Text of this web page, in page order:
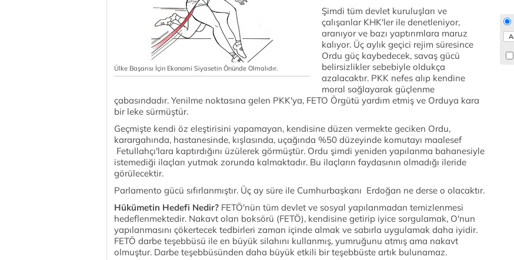
Ülke Başarısı İçin Ekonomi Siyasetin Önünde Olmalıdır.
Şimdi tüm devlet kuruluşları ve
çalışanlar KHK'ler ile denetleniyor,
aranıyor ve bazı yaptırımlara maruz
kalıyor. Üç aylık geçici rejim süresince
Ordu güç kaybedecek, savaş gücü
belirsizlikler sebebiyle oldukça
azalacaktır. PKK nefes alıp kendine
moral sağlayarak güçlenme
çabasındadır. Yenilme noktasına gelen PKK'ya, FETO Örgütü yardım etmiş ve Orduya kara
bir leke sürmüştür.
Geçmişte kendi öz eleştirisini yapamayan, kendisine düzen vermekte geciken Ordu,
karargahında, hastanesinde, kışlasında, uçağında %50 düzeyinde komutayı maalesef
Fetullahçı'lara kaptırdığını üzülerek görmüştür. Ordu şimdi yeniden yapılanma bahanesiyle
istemediği ilaçları yutmak zorunda kalmaktadır. Bu ilaçların faydasının olmadığı ileride
görülecektir.
Parlamento gücü sıfırlanmıştır. Üç ay süre ile Cumhurbaşkanı Erdoğan ne derse o olacaktır.
Hükümetin Hedefi Nedir? FETÖ'nün tüm devlet ve sosyal yapılanmadan temizlenmesi
hedeflenmektedir. Nakavt olan boksörü (FETÖ), kendisine getirip iyice sorgulamak, O'nun
yapılanmasını çökertecek tedbirleri zaman içinde almak ve sabırla uygulamak daha iyidir.
FETÖ darbe teşebbüsü ile en büyük silahını kullanmış, yumruğunu atmış ama nakavt
olmuştur. Darbe teşebbüsünden daha büyük etkili bir teşebbüste artık bulunamaz.